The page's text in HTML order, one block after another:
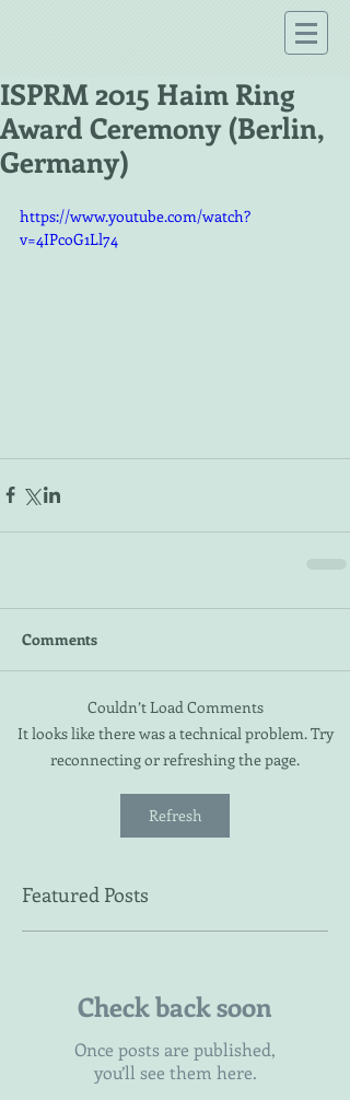
Featured Posts
ISPRM 2015 Haim Ring
Award Ceremony (Berlin,
Germany)
https://www.youtube.com/watch?
v=4IPcoG1Ll74
Comments
Couldn’t Load Comments
It looks like there was a technical problem. Try
reconnecting or refreshing the page.
Refresh
Check back soon
Once posts are published,
you’ll see them here.